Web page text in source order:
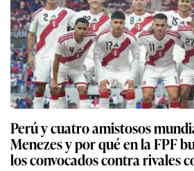
Perú y cuatro amistosos
Menezes y por qué en la FPF
los convocados contra rivales